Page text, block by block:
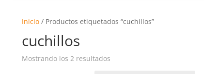
Inicio/ Productos etiquetados “cuchillos”
cuchillos
Mostrando los 2 resultados